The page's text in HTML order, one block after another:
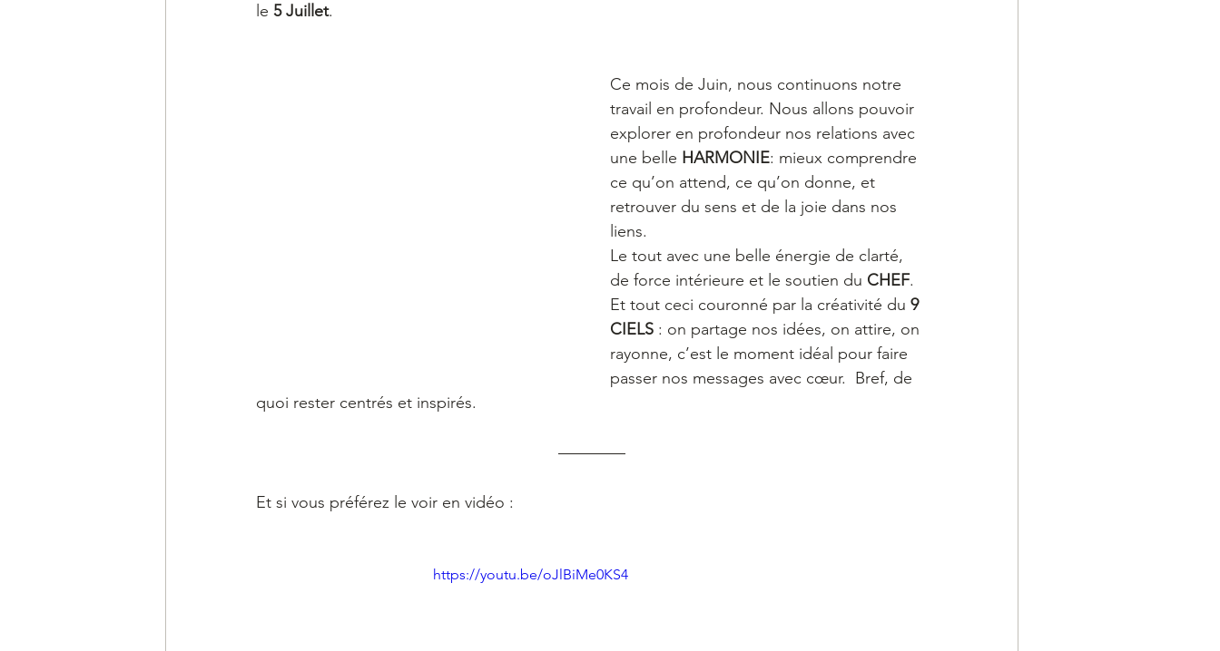
le 5 Juillet.
Ce mois de Juin, nous continuons notre
travail en profondeur. Nous allons pouvoir
explorer en profondeur nos relations avec
une belle HARMONIE: mieux comprendre
ce qu’on attend, ce qu’on donne, et
retrouver du sens et de la joie dans nos
liens.
Le tout avec une belle énergie de clarté,
de force intérieure et le soutien du CHEF.
Et tout ceci couronné par la créativité du 9
CIELS : on partage nos idées, on attire, on
rayonne, c’est le moment idéal pour faire
passer nos messages avec cœur.  Bref, de
quoi rester centrés et inspirés.
Et si vous préférez le voir en vidéo :
https://youtu.be/oJlBiMe0KS4